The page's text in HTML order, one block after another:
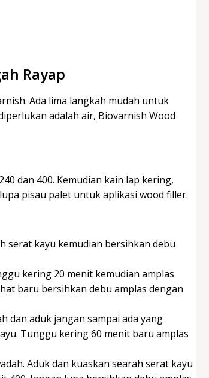
Rayap
Ada lima langkah mudah untuk
adalah air, Biovarnish Wood
dan 400. Kemudian kain lap kering,
pisau palet untuk aplikasi wood filler.
serat kayu kemudian bersihkan debu
kering 20 menit kemudian amplas
baru bersihkan debu amplas dengan
dan aduk jangan sampai ada yang
Tunggu kering 60 menit baru amplas
Aduk dan kuaskan searah serat kayu